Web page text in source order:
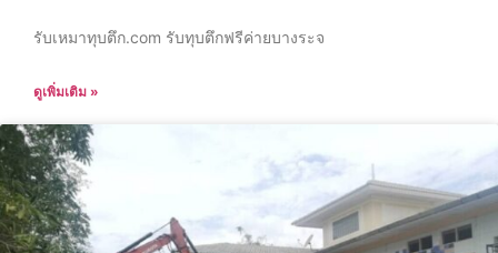
รับเหมาทุบตึก.com รับทุบตึกฟรีค่ายบางระจ
ดูเพิ่มเติม »